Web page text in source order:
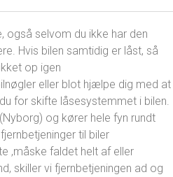
også selvom du ikke har den
Hvis bilen samtidig er låst, så
op igen
eller blot hjælpe dig med at
for skifte låsesystemmet i bilen.
og kører hele fyn rundt
til biler
,måske faldet helt af eller
skiller vi fjernbetjeningen ad og